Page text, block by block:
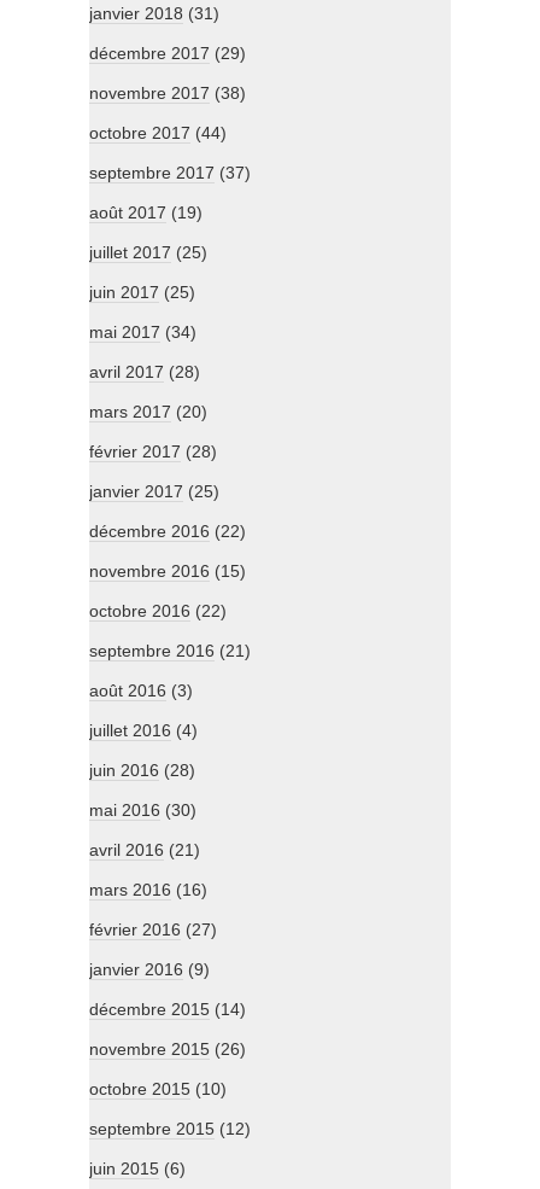
janvier 2018 (31)
décembre 2017 (29)
novembre 2017 (38)
octobre 2017 (44)
septembre 2017 (37)
août 2017 (19)
juillet 2017 (25)
juin 2017 (25)
mai 2017 (34)
avril 2017 (28)
mars 2017 (20)
février 2017 (28)
janvier 2017 (25)
décembre 2016 (22)
novembre 2016 (15)
octobre 2016 (22)
septembre 2016 (21)
août 2016 (3)
juillet 2016 (4)
juin 2016 (28)
mai 2016 (30)
avril 2016 (21)
mars 2016 (16)
février 2016 (27)
janvier 2016 (9)
décembre 2015 (14)
novembre 2015 (26)
octobre 2015 (10)
septembre 2015 (12)
juin 2015 (6)